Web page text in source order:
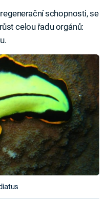
schopnosti, se
celou řadu orgánů: